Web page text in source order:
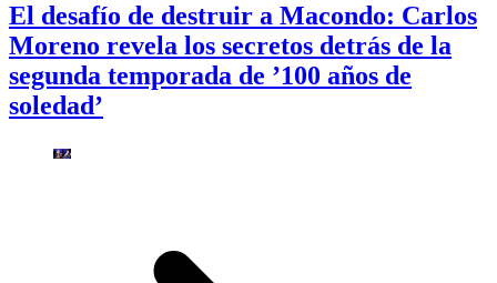
El desafío de destruir a Macondo: Carlos
Moreno revela los secretos detrás de la
segunda temporada de ’100 años de
soledad’